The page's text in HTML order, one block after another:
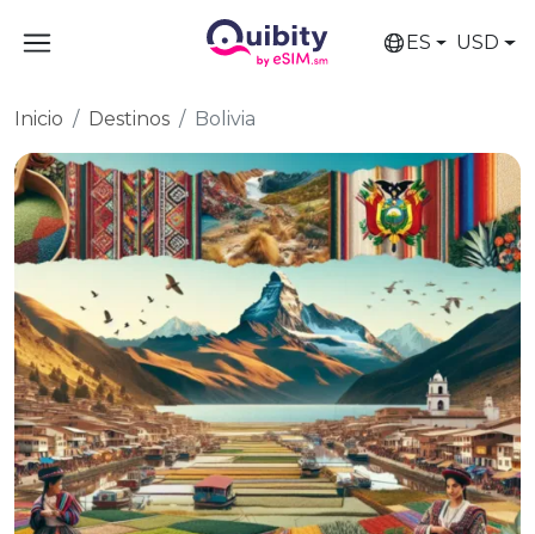
ES USD
Inicio Destinos Bolivia